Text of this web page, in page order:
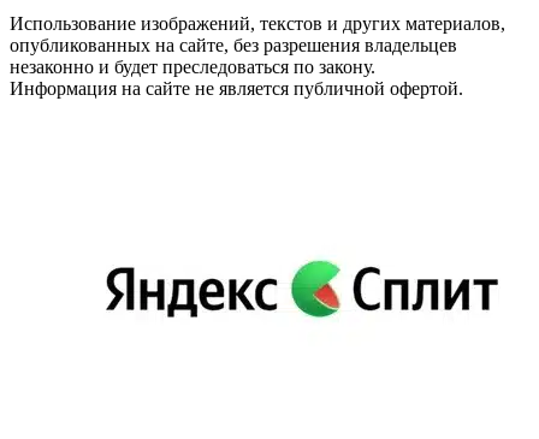
Использование изображений, текстов и других материалов,
опубликованных на сайте, без разрешения владельцев
незаконно и будет преследоваться по закону.
Информация на сайте не является публичной офертой.